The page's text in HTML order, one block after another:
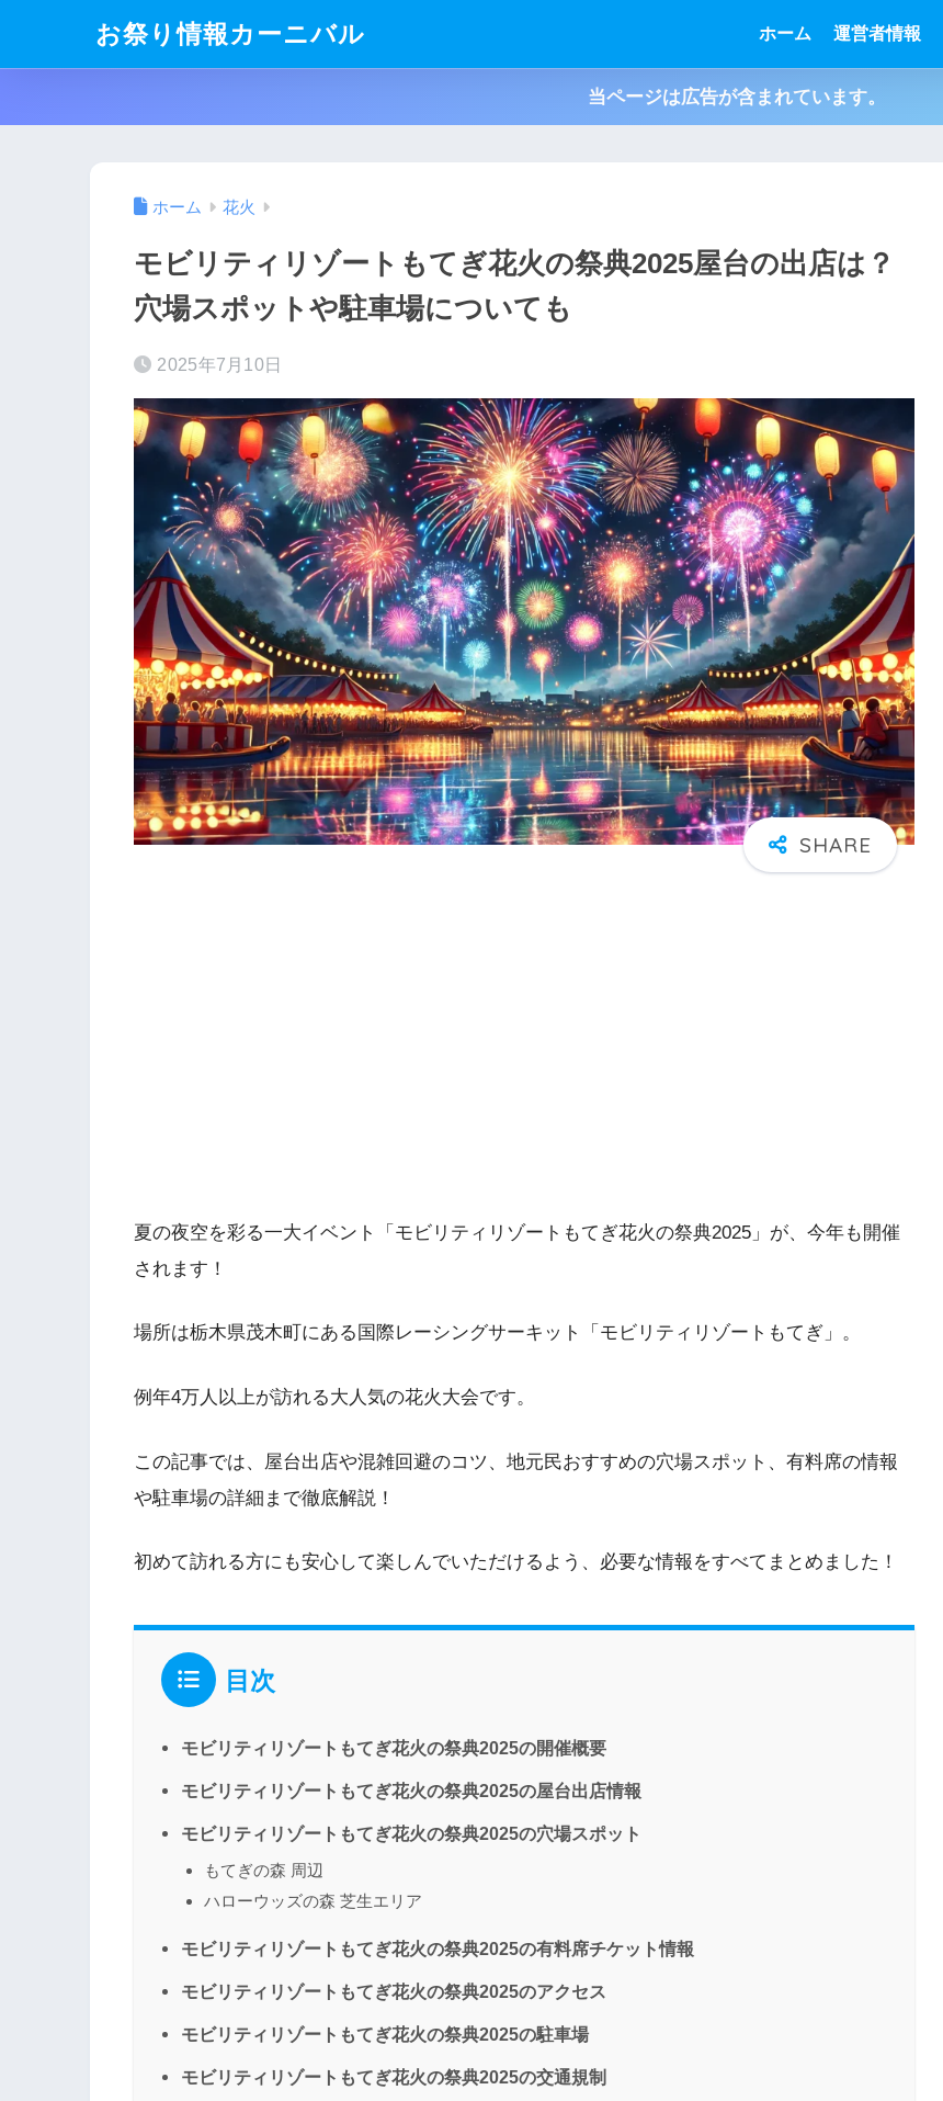
お祭り情報カーニバル ホーム 運営者情報
当ページは広告が含まれています。
ホーム 花火
モビリティリゾートもてぎ花火の祭典2025屋台の出店は？
穴場スポットや駐車場についても
2025年7月10日
夏の夜空を彩る一大イベント「モビリティリゾートもてぎ花火の祭典2025」が、今年も開催
されます！
場所は栃木県茂木町にある国際レーシングサーキット「モビリティリゾートもてぎ」。
例年4万人以上が訪れる大人気の花火大会です。
この記事では、屋台出店や混雑回避のコツ、地元民おすすめの穴場スポット、有料席の情報
や駐車場の詳細まで徹底解説！
初めて訪れる方にも安心して楽しんでいただけるよう、必要な情報をすべてまとめました！
目次
モビリティリゾートもてぎ花火の祭典2025の開催概要
モビリティリゾートもてぎ花火の祭典2025の屋台出店情報
モビリティリゾートもてぎ花火の祭典2025の穴場スポット
もてぎの森 周辺
ハローウッズの森 芝生エリア
モビリティリゾートもてぎ花火の祭典2025の有料席チケット情報
モビリティリゾートもてぎ花火の祭典2025のアクセス
モビリティリゾートもてぎ花火の祭典2025の駐車場
モビリティリゾートもてぎ花火の祭典2025の交通規制